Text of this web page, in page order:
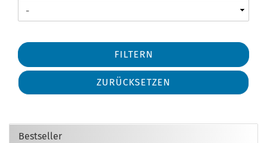
FILTERN
ZURÜCKSETZEN
Bestseller